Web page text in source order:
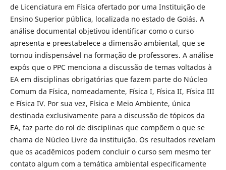
de Licenciatura em Física ofertado por uma Instituição de
Ensino Superior pública, localizada no estado de Goiás. A
análise documental objetivou identificar como o curso
apresenta e preestabelece a dimensão ambiental, que se
tornou indispensável na formação de professores. A análise
expôs que o PPC menciona a discussão de temas voltados à
EA em disciplinas obrigatórias que fazem parte do Núcleo
Comum da Física, nomeadamente, Física I, Física II, Física III
e Física IV. Por sua vez, Física e Meio Ambiente, única
destinada exclusivamente para a discussão de tópicos da
EA, faz parte do rol de disciplinas que compõem o que se
chama de Núcleo Livre da instituição. Os resultados revelam
que os acadêmicos podem concluir o curso sem mesmo ter
contato algum com a temática ambiental especificamente